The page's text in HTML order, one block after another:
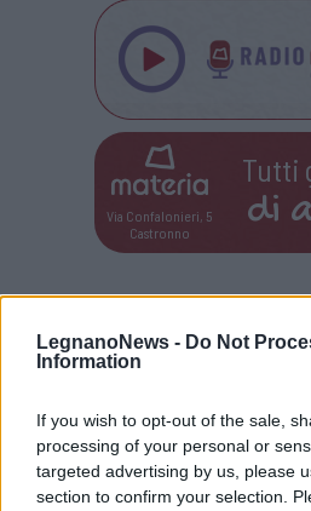
LegnanoNews - Do Not
Information
If you wish to opt-out of the sale,
processing of your personal or
targeted advertising by us, please
section to confirm your selection.
Via Confalonieri, 5
Castronno
Tutti
di
sempre in prima linea per
LEGGI ANCHE